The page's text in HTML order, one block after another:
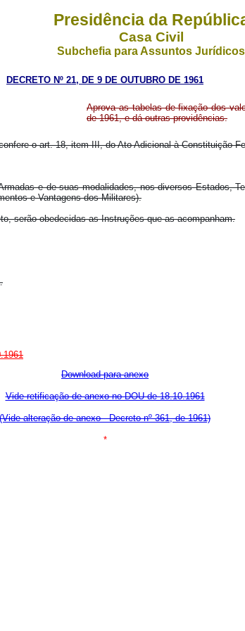
Presidência da
Casa Civil
Subchefia para Assuntos Jurídicos
DECRETO Nº 21, DE 9 DE OUTUBRO DE 1961
Aprova as tabelas de fixação dos
de 1961, e dá outras providências.
o art. 18, item III, do Ato Adicional à Constituição
e de suas modalidades, nos diversos Estados,
e Vantagens dos Militares).
serão obedecidas as Instruções que as acompanham.
Download para anexo
Vide retificação de anexo no DOU de 18.10.1961
(Vide alteração de anexo - Decreto nº 361, de 1961)
*